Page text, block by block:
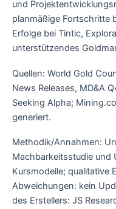
und
planmäßige Fortschritte
Erfolge bei Tintic,
unterstützendes
Quellen: World Gold
News Releases, MD&A
Seeking Alpha;
generiert.
Methodik/Annahmen:
Machbarkeitsstudie und
Kursmodelle; qualitative
Abweichungen: kein
des Erstellers: JS